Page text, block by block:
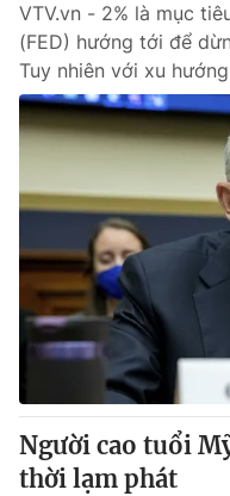
Liên hệ tòa soạn
THỜI BÁO VTV
Theo dõi báo trên
Cơ quan chủ quản:
Đài
Cơ quan báo chí:
Thời
Giấy phép hoạt động
cấp ngày 29/12/2023
Tổng Biên tập:Vũ Thanh
Phó Tổng Biên tập:
Nguyễn Trọng Ninh
VTV.vn - 2% là mục
(FED) hướng tới để
Tuy nhiên với xu
Người cao tuổi
thời lạm phát